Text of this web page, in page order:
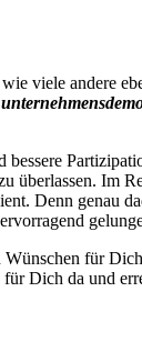
viele andere
Im
Denn genau
für
Dich da und